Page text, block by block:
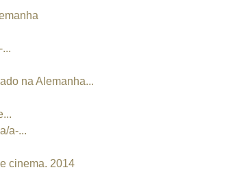
na Alemanha...
a-...
cinema. 2014